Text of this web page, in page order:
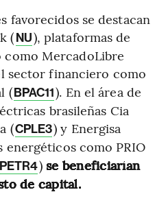
favorecidos se destacan
(NU), plataformas de
MercadoLibre
sector financiero como
(BPAC11). En el área de
brasileñas Cia
(CPLE3) y Energisa
energéticos como PRIO
PETR4)se beneficiarían
de capital.